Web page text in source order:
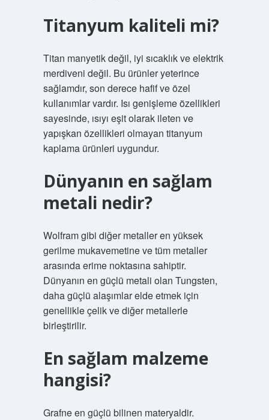
Titanyum kaliteli mi?
Titan manyetik değil, iyi sıcaklık ve elektrik
merdiveni değil. Bu ürünler yeterince
sağlamdır, son derece hafif ve özel
kullanımlar vardır. Isı genişleme özellikleri
sayesinde, ısıyı eşit olarak ileten ve
yapışkan özellikleri olmayan titanyum
kaplama ürünleri uygundur.
Dünyanın en sağlam
metali nedir?
Wolfram gibi diğer metaller en yüksek
gerilme mukavemetine ve tüm metaller
arasında erime noktasına sahiptir.
Dünyanın en güçlü metali olan Tungsten,
daha güçlü alaşımlar elde etmek için
genellikle çelik ve diğer metallerle
birleştirilir.
En sağlam malzeme
hangisi?
Grafne en güçlü bilinen materyaldir.